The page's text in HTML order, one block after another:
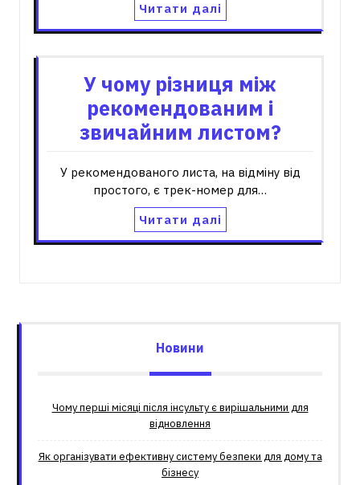
Читати далі
У чому різниця між
рекомендованим і
звичайним листом?
У рекомендованого листа, на відміну від
простого, є трек-номер для…
Читати далі
Новини
Чому перші місяці після інсульту є вирішальними для
відновлення
Як організувати ефективну систему безпеки для дому та
бізнесу